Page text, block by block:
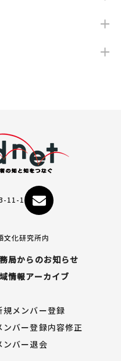
11-1
文化研究所内
局からのお知らせ
情報アーカイブ
規メンバー登録
ンバー登録内容修正
ンバー退会